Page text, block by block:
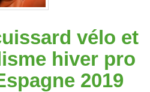
vélo et
hiver pro
2019